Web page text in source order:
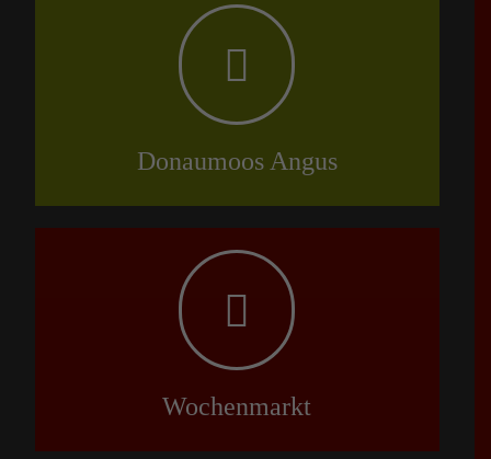
Donaumoos Angus
Wochenmarkt